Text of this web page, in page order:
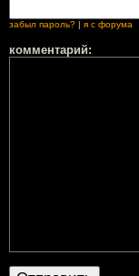
забыл пароль? | я с форума
комментарий: